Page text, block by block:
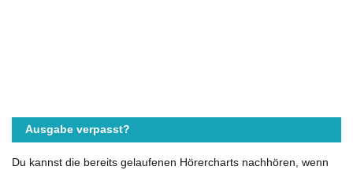
Ausgabe verpasst?
Du kannst die bereits gelaufenen Hörercharts nachhören, wenn